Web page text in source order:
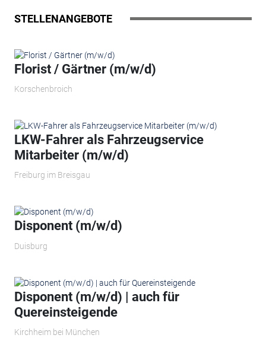
STELLENANGEBOTE
Florist / Gärtner (m/w/d)
Korschenbroich
LKW-Fahrer als Fahrzeugservice
Mitarbeiter (m/w/d)
Freiburg im Breisgau
Disponent (m/w/d)
Duisburg
Disponent (m/w/d) | auch für
Quereinsteigende
Kirchheim bei München